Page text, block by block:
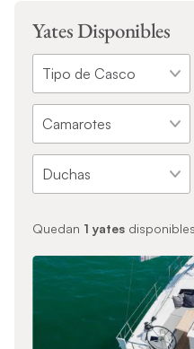
Yates Disponibles
Quedan 1 yates